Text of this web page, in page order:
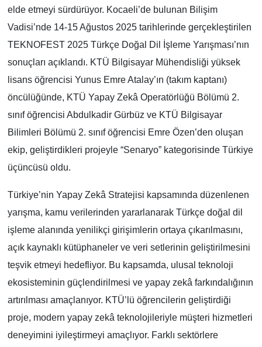
elde etmeyi sürdürüyor. Kocaeli’de bulunan Bilişim
Vadisi’nde 14-15 Ağustos 2025 tarihlerinde gerçekleştirilen
TEKNOFEST 2025 Türkçe Doğal Dil İşleme Yarışması’nın
sonuçları açıklandı. KTÜ Bilgisayar Mühendisliği yüksek
lisans öğrencisi Yunus Emre Atalay’ın (takım kaptanı)
öncülüğünde, KTÜ Yapay Zekâ Operatörlüğü Bölümü 2.
sınıf öğrencisi Abdulkadir Gürbüz ve KTÜ Bilgisayar
Bilimleri Bölümü 2. sınıf öğrencisi Emre Özen’den oluşan
ekip, geliştirdikleri projeyle “Senaryo” kategorisinde Türkiye
üçüncüsü oldu.
Türkiye’nin Yapay Zekâ Stratejisi kapsamında düzenlenen
yarışma, kamu verilerinden yararlanarak Türkçe doğal dil
işleme alanında yenilikçi girişimlerin ortaya çıkarılmasını,
açık kaynaklı kütüphaneler ve veri setlerinin geliştirilmesini
teşvik etmeyi hedefliyor. Bu kapsamda, ulusal teknoloji
ekosisteminin güçlendirilmesi ve yapay zekâ farkındalığının
artırılması amaçlanıyor. KTÜ’lü öğrencilerin geliştirdiği
proje, modern yapay zekâ teknolojileriyle müşteri hizmetleri
deneyimini iyileştirmeyi amaçlıyor. Farklı sektörlere